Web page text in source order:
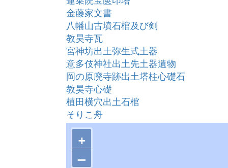
金藤家文書
八幡山古墳石棺及び剣
教昊寺瓦
宮神坊出土弥生式土器
意多伎神社出土先土器遺物
岡の原廃寺跡出土塔柱心礎石
教昊寺心礎
植田横穴出土石棺
そりこ舟
玉鋼縁起
+
–